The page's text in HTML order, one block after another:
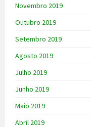
Novembro 2019
Outubro 2019
Setembro 2019
Agosto 2019
Julho 2019
Junho 2019
Maio 2019
Abril 2019